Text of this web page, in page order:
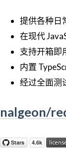
提供各种日
在现代
支持开箱即
内置
经过全面测
nalgeon/